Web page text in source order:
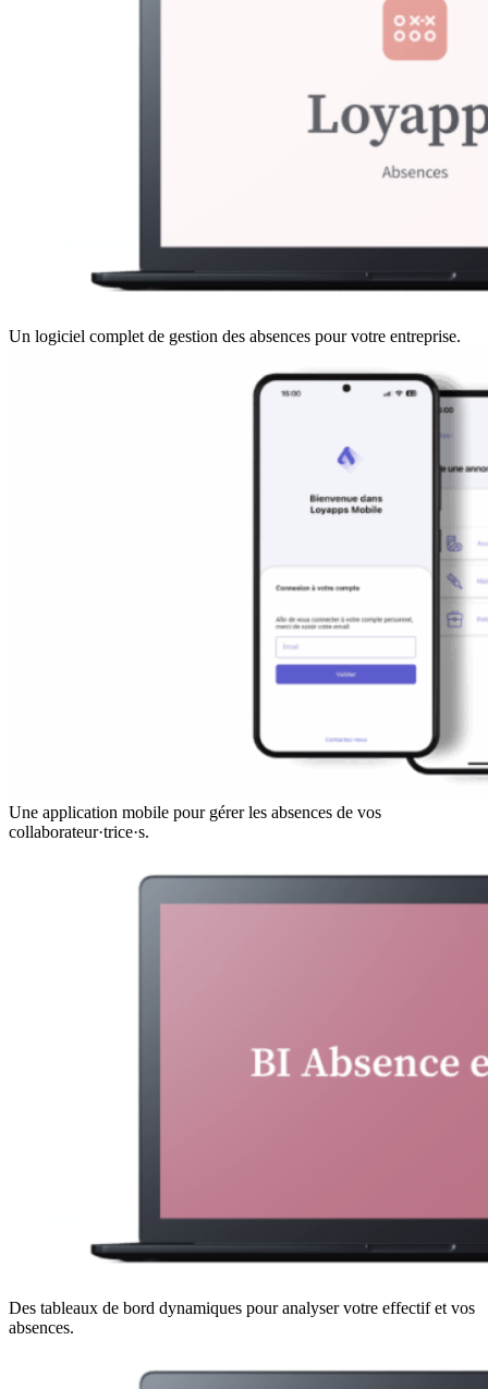
Un logiciel complet de gestion des absences pour votre entreprise.
Une application mobile pour gérer les absences de vos
collaborateur·trice·s.
Des tableaux de bord dynamiques pour analyser votre effectif et vos
absences.